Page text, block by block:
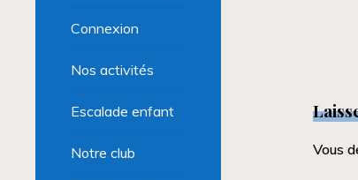
Vous
Connexion
Nos activités
Escalade enfant
Notre club